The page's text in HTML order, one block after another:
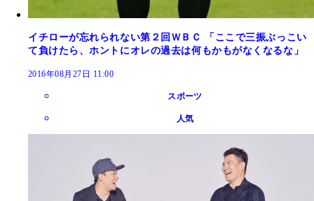
イチローが忘れられない第２回ＷＢＣ 「ここで三振ぶっこい
て負けたら、ホントにオレの過去は何もかもがなくなるな」
2016年08月27日 11:00
スポーツ
人気